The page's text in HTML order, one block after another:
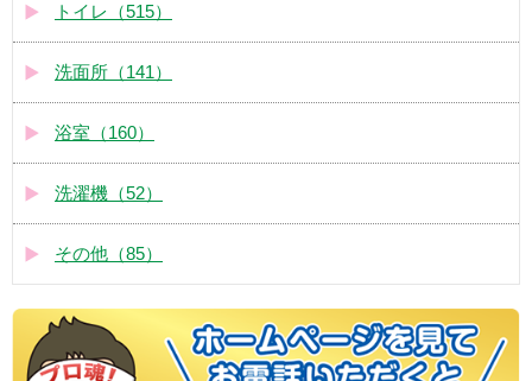
トイレ（515）
洗面所（141）
浴室（160）
洗濯機（52）
その他（85）